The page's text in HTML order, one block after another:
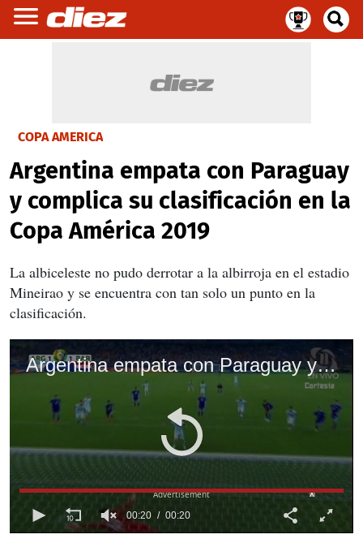
COPA AMERICA
Argentina empata con Paraguay
y complica su clasificación en la
Copa América 2019
La albiceleste no pudo derrotar a la albirroja en el estadio
Mineirao y se encuentra con tan solo un punto en la
clasificación.
Argentina empata con Paraguay y complica su clasificación en la Copa América 2019
00:20 00:20
X